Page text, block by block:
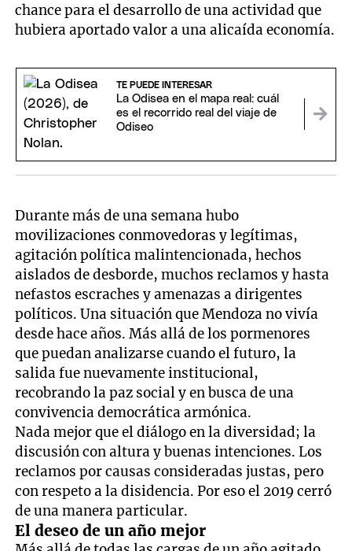
chance para el desarrollo de una actividad que
hubiera aportado valor a una alicaída economía.
TE PUEDE INTERESAR
La Odisea en el mapa real: cuál
es el recorrido real del viaje de
Odiseo
Durante más de una semana hubo
movilizaciones conmovedoras y legítimas,
agitación política malintencionada, hechos
aislados de desborde, muchos reclamos y hasta
nefastos escraches y amenazas a dirigentes
políticos. Una situación que Mendoza no vivía
desde hace años. Más allá de los pormenores
que puedan analizarse cuando el futuro, la
salida fue nuevamente institucional,
recobrando la paz social y en busca de una
convivencia democrática armónica.
Nada mejor que el diálogo en la diversidad; la
discusión con altura y buenas intenciones. Los
reclamos por causas consideradas justas, pero
con respeto a la disidencia. Por eso el 2019 cerró
de una manera particular.
El deseo de un año mejor